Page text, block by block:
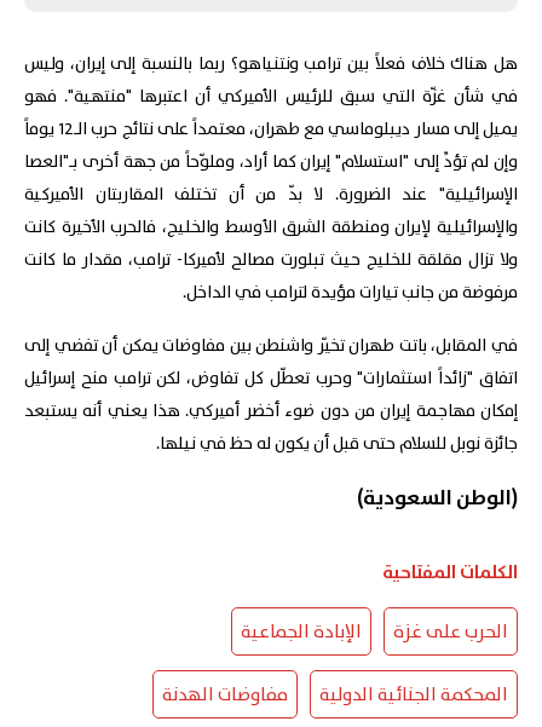
هل هناك خلاف فعلاً بين ترامب ونتنياهو؟ ربما بالنسبة إلى إيران، وليس
في شأن غزّة التي سبق للرئيس الأميركي أن اعتبرها "منتهية". فهو
يميل إلى مسار ديبلوماسي مع طهران، معتمداً على نتائج حرب الـ12 يوماً
وإن لم تؤدِّ إلى "استسلام" إيران كما أراد، وملوّحاً من جهة أخرى بـ"العصا
الإسرائيلية" عند الضرورة. لا بدّ من أن تختلف المقاربتان الأميركية
والإسرائيلية لإيران ومنطقة الشرق الأوسط والخليج، فالحرب الأخيرة كانت
ولا تزال مقلقة للخليج حيث تبلورت مصالح لأميركا- ترامب، مقدار ما كانت
مرفوضة من جانب تيارات مؤيدة لترامب في الداخل.
في المقابل، باتت طهران تخيّر واشنطن بين مفاوضات يمكن أن تفضي إلى
اتفاق "زائداً استثمارات" وحرب تعطّل كل تفاوض، لكن ترامب منح إسرائيل
إمكان مهاجمة إيران من دون ضوء أخضر أميركي. هذا يعني أنه يستبعد
جائزة نوبل للسلام حتى قبل أن يكون له حظ في نيلها.
(الوطن السعودية)
الكلمات المفتاحية
الحرب على غزة الإبادة الجماعية
المحكمة الجنائية الدولية مفاوضات الهدنة